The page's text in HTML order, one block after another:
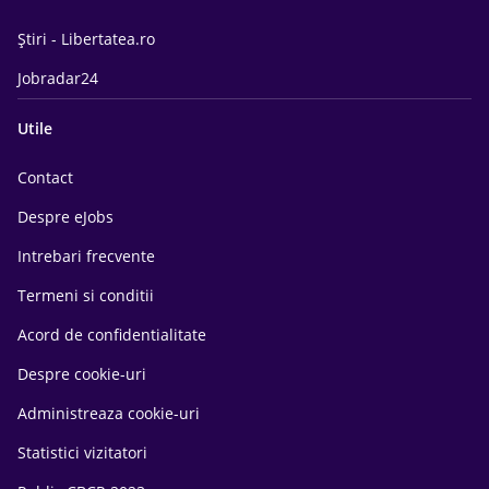
Știri - Libertatea.ro
Jobradar24
Utile
Contact
Despre eJobs
Intrebari frecvente
Termeni si conditii
Acord de confidentialitate
Despre cookie-uri
Administreaza cookie-uri
Statistici vizitatori